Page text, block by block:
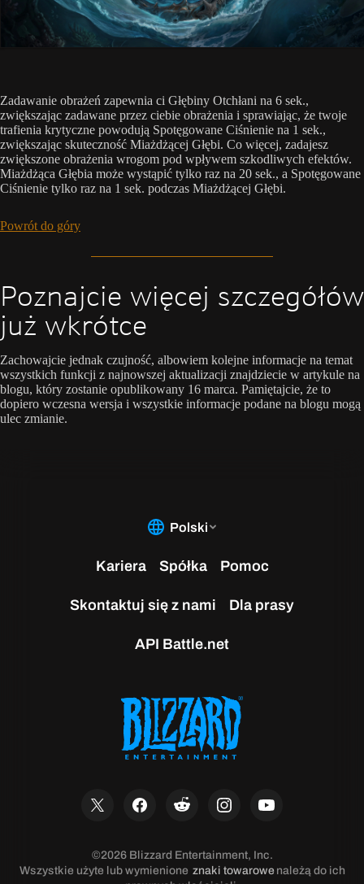
Zadawanie obrażeń zapewnia ci Głębiny Otchłani na 6 sek.,
zwiększając zadawane przez ciebie obrażenia i sprawiając, że twoje
trafienia krytyczne powodują Spotęgowane Ciśnienie na 1 sek.,
zwiększając skuteczność Miażdżącej Głębi. Co więcej, zadajesz
zwiększone obrażenia wrogom pod wpływem szkodliwych efektów.
Miażdżąca Głębia może wystąpić tylko raz na 20 sek., a Spotęgowane
Ciśnienie tylko raz na 1 sek. podczas Miażdżącej Głębi.
Powrót do góry
Poznajcie więcej szczegółów
już wkrótce
Zachowajcie jednak czujność, albowiem kolejne informacje na temat
wszystkich funkcji z najnowszej aktualizacji znajdziecie w artykule na
blogu, który zostanie opublikowany 16 marca. Pamiętajcie, że to
dopiero wczesna wersja i wszystkie informacje podane na blogu mogą
ulec zmianie.